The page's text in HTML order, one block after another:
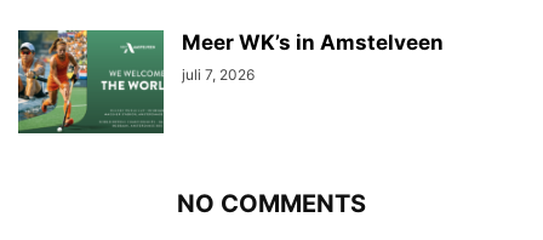
Meer WK’s in Amstelveen
juli 7, 2026
NO COMMENTS